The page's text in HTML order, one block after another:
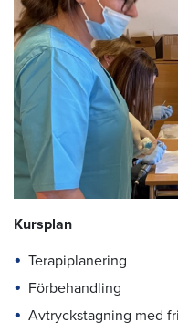
Kursplan
Terapiplanering
Förbehandling
Avtryckstagning med